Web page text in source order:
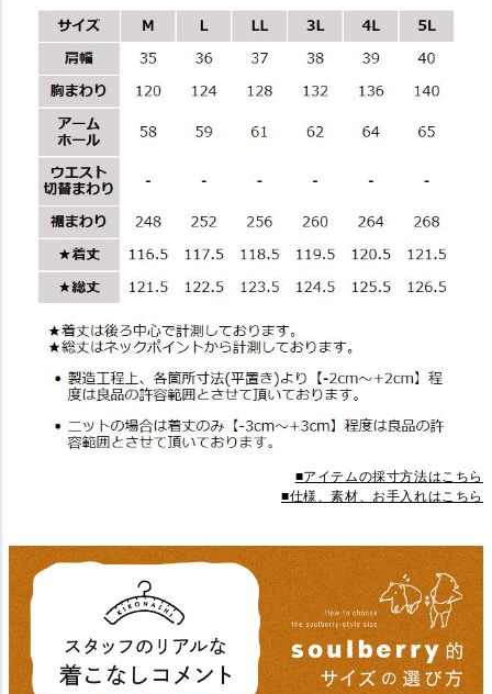
■アイテムの採寸方法はこちら
■仕様、素材、お手入れはこちら